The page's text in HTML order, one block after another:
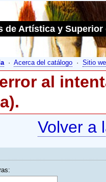
de Artística y Superior
· Acerca del catálogo · Sitio
al
Volver a